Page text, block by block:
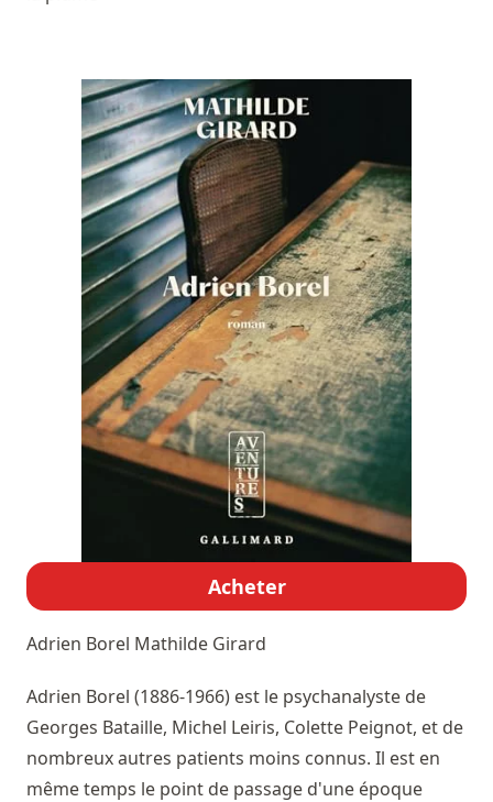
Acheter
Adrien Borel Mathilde Girard
Adrien Borel (1886-1966) est le psychanalyste de
Georges Bataille, Michel Leiris, Colette Peignot, et de
nombreux autres patients moins connus. Il est en
même temps le point de passage d'une époque